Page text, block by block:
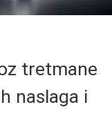
tretmane
naslaga i